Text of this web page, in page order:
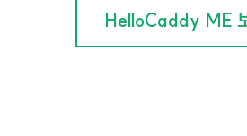
HelloCaddy ME